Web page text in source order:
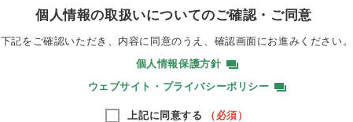
個人情報の取扱いについてのご確認・ご同意
下記をご確認いただき、内容に同意のうえ、 確認画面にお進みください。
個人情報保護方針
ウェブサイト・プライバシーポリシー
上記に同意する （必須）